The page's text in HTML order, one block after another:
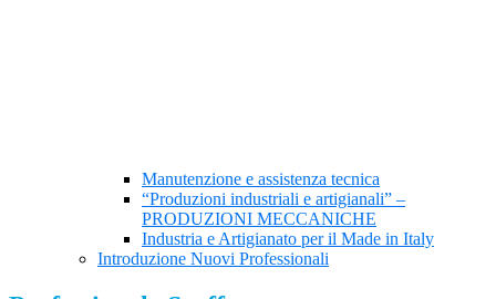
Manutenzione e assistenza tecnica
“Produzioni industriali e artigianali” –
PRODUZIONI MECCANICHE
Industria e Artigianato per il Made in Italy
Introduzione Nuovi Professionali